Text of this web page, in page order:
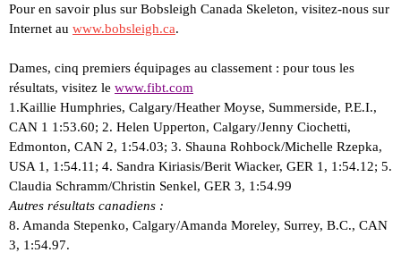
Pour en savoir plus sur Bobsleigh Canada Skeleton, visitez-nous sur
Internet au www.bobsleigh.ca.
Dames, cinq premiers équipages au classement : pour tous les
résultats, visitez le www.fibt.com
1.Kaillie Humphries, Calgary/Heather Moyse, Summerside, P.E.I.,
CAN 1 1:53.60; 2. Helen Upperton, Calgary/Jenny Ciochetti,
Edmonton, CAN 2, 1:54.03; 3. Shauna Rohbock/Michelle Rzepka,
USA 1, 1:54.11; 4. Sandra Kiriasis/Berit Wiacker, GER 1, 1:54.12; 5.
Claudia Schramm/Christin Senkel, GER 3, 1:54.99
Autres résultats canadiens :
8. Amanda Stepenko, Calgary/Amanda Moreley, Surrey, B.C., CAN
3, 1:54.97.